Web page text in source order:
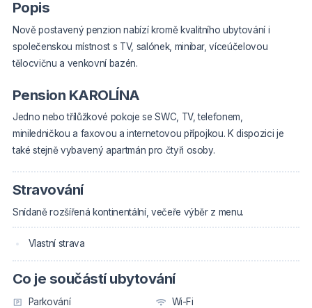
Popis
Nově postavený penzion nabízí kromě kvalitního ubytování i
společenskou místnost s TV, salónek, minibar, víceúčelovou
tělocvičnu a venkovní bazén.
Pension KAROLÍNA
Jedno nebo třílůžkové pokoje se SWC, TV, telefonem,
miniledničkou a faxovou a internetovou přípojkou. K dispozici je
také stejně vybavený apartmán pro čtyři osoby.
Stravování
Snídaně rozšířená kontinentální, večeře výběr z menu.
Vlastní strava
Co je součástí ubytování
Parkování
Wi-Fi